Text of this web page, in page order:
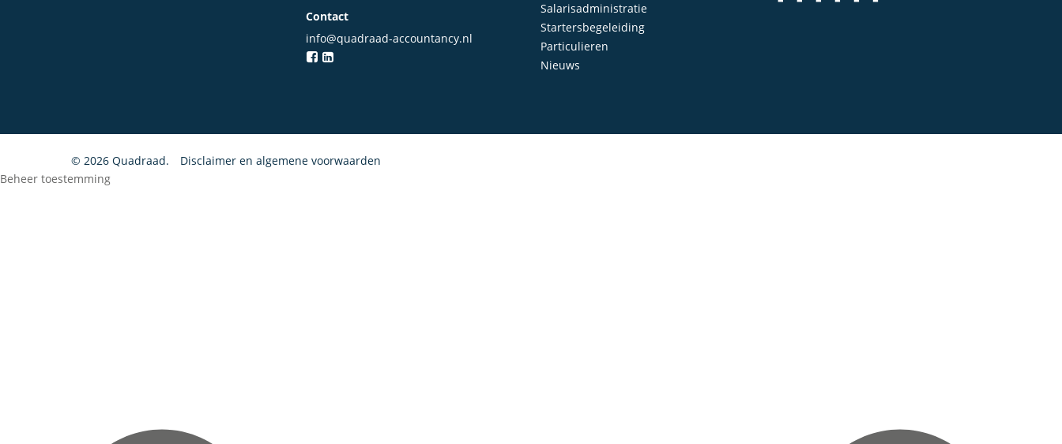
Contact
info@quadraad-accountancy.nl
Salarisadministratie
Startersbegeleiding
Particulieren
Nieuws
© 2026 Quadraad.
Disclaimer en algemene voorwaarden
Beheer toestemming